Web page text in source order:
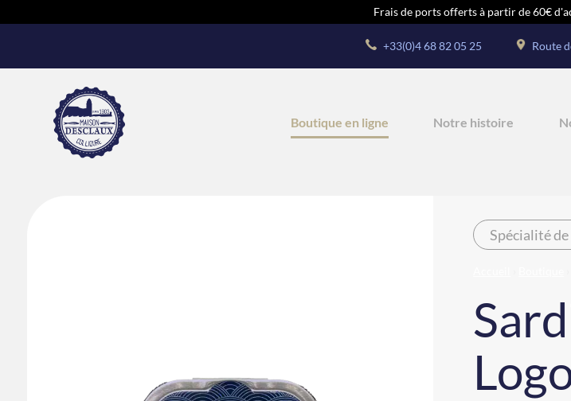
Frais de ports offerts à partir de 60€
+33(0)4 68 82 05 25 Route
Boutique en ligne Notre histoire
Spécialité